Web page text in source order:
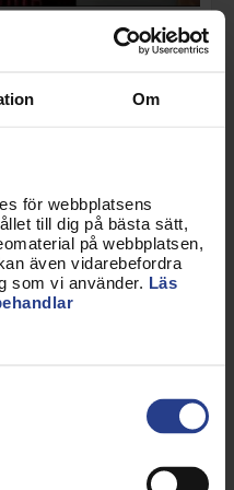
Om
för webbplatsens
till dig på bästa sätt,
på webbplatsen,
även vidarebefordra
som vi använder. Läs
2016
&